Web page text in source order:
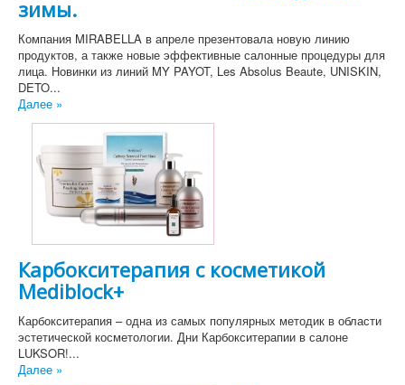
зимы.
Компания MIRABELLA в апреле презентовала новую линию
продуктов, а также новые эффективные салонные процедуры для
лица. Новинки из линий MY PAYOT, Les Absolus Beaute, UNISKIN,
DETO...
Далее »
Карбокситерапия с косметикой
Mediblock+
Карбокситерапия – одна из самых популярных методик в области
эстетической косметологии. Дни Карбокситерапии в салоне
LUKSOR!...
Далее »